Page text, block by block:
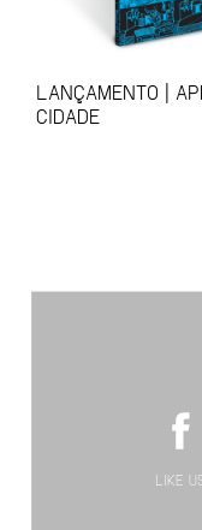
LANÇAMENTO |
CIDADE
LIKE